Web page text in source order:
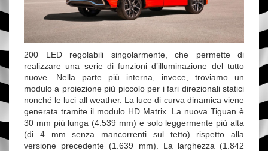
200 LED regolabili singolarmente, che permette di
realizzare una serie di funzioni d’illuminazione del tutto
nuove. Nella parte più interna, invece, troviamo un
modulo a proiezione più piccolo per i fari direzionali statici
nonché le luci all weather. La luce di curva dinamica viene
generata tramite il modulo HD Matrix. La nuova Tiguan è
30 mm più lunga (4.539 mm) e solo leggermente più alta
(di 4 mm senza mancorrenti sul tetto) rispetto alla
versione precedente (1.639 mm). La larghezza (1.842